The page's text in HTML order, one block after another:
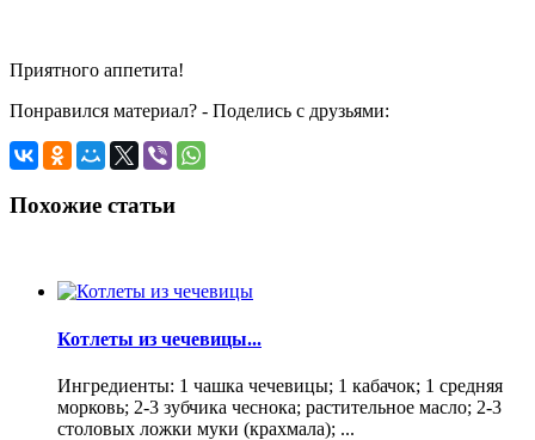
Приятного аппетита!
Понравился материал? - Поделись с друзьями:
Похожие статьи
Котлеты из чечевицы...
Ингредиенты: 1 чашка чечевицы; 1 кабачок; 1 средняя
морковь; 2-3 зубчика чеснока; растительное масло; 2-3
столовых ложки муки (крахмала); ...